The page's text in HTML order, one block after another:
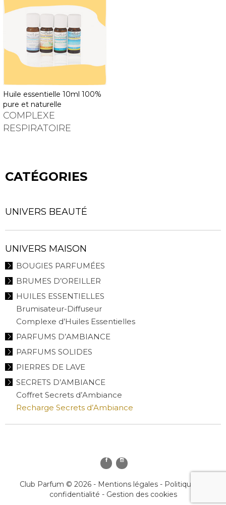
huile essentielle 10ml 100%
pure et naturelle
COMPLEXE
RESPIRATOIRE
CATÉGORIES
UNIVERS BEAUTÉ
UNIVERS MAISON
BOUGIES PARFUMÉES
BRUMES D’OREILLER
HUILES ESSENTIELLES
Brumisateur-Diffuseur
Complexe d’Huiles Essentielles
PARFUMS D’AMBIANCE
PARFUMS SOLIDES
PIERRES DE LAVE
SECRETS D’AMBIANCE
Coffret Secrets d’Ambiance
Recharge Secrets d’Ambiance
Club Parfum © 2026 - Mentions légales- Politique de
confidentialité - Gestion des cookies